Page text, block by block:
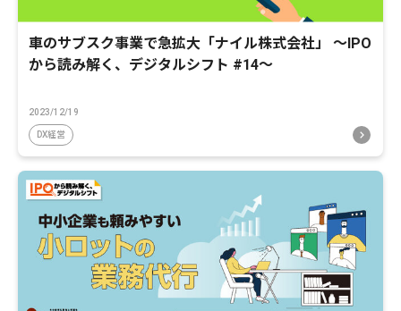
車のサブスク事業で急拡大「ナイル株式会社」 〜IPO
から読み解く、デジタルシフト #14〜
2023/12/19
DX経営